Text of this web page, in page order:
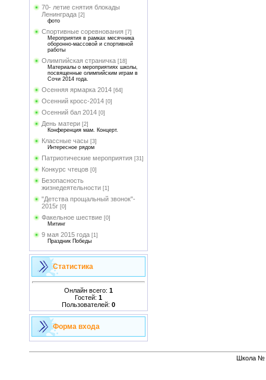
70- летие снятия блокады
Ленинграда [2]
фото
Спортивные соревнования [7]
Мероприятия в рамках месячника
оборонно-массовой и спортивной
работы
Олимпийская страничка [18]
Материалы о мероприятиях школы,
посвященные олимпийским играм в
Сочи 2014 года.
Осенняя ярмарка 2014 [64]
Осенний кросс-2014 [0]
Осенний бал 2014 [0]
День матери [2]
Конференция мам. Концерт.
Классные часы [3]
Интересное рядом
Патриотические мероприятия [31]
Конкурс чтецов [0]
Безопасность
жизнедеятельности [1]
"Детства прощальный звонок"-
2015г [0]
Факельное шествие [0]
Митинг
9 мая 2015 года [1]
Праздник Победы
Статистика
Онлайн всего: 1
Гостей: 1
Пользователей: 0
Форма входа
Школа №